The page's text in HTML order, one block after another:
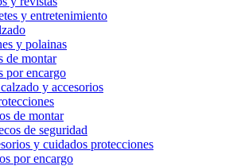
y entretenimiento
y polainas
de montar
por encargo
y accesorios
de montar
de seguridad
y cuidados protecciones
por encargo